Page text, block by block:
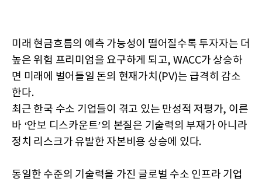
미래 현금흐름의 예측 가능성이 떨어질수록 투자자는 더
높은 위험 프리미엄을 요구하게 되고, WACC가 상승하
면 미래에 벌어들일 돈의 현재가치(PV)는 급격히 감소
한다.
최근 한국 수소 기업들이 겪고 있는 만성적 저평가, 이른
바 ‘안보 디스카운트’의 본질은 기술력의 부재가 아니라
정치 리스크가 유발한 자본비용 상승에 있다.
동일한 수준의 기술력을 가진 글로벌 수소 인프라 기업